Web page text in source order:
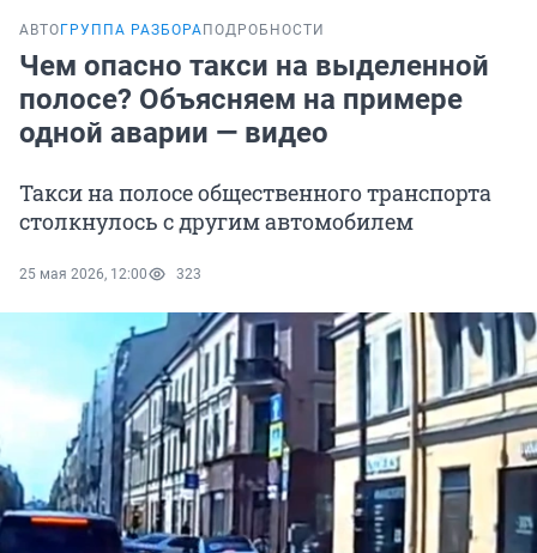
АВТО ГРУППА РАЗБОРА ПОДРОБНОСТИ
Чем опасно такси на выделенной
полосе? Объясняем на примере
одной аварии — видео
Такси на полосе общественного транспорта
столкнулось с другим автомобилем
25 мая 2026, 12:00 323